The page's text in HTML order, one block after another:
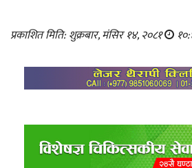
प्रकाशित मिति: शुक्रबार, मंसिर १४, २०८१